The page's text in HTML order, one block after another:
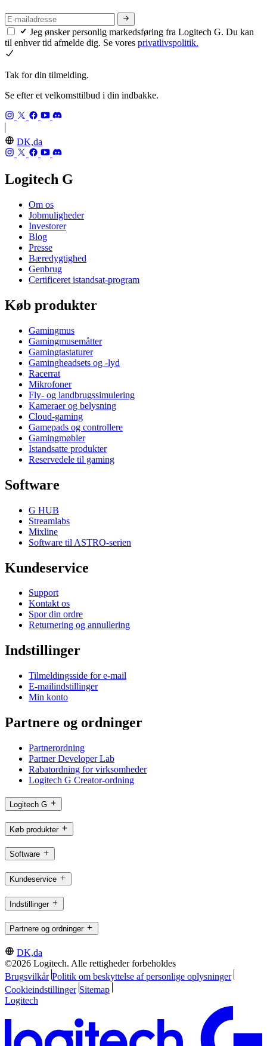
Jeg ønsker personlig markedsføring fra Logitech G. Du kan
til enhver tid afmelde dig. Se vores privatlivspolitik.
Tak for din tilmelding.
Se efter et velkomsttilbud i din indbakke.
DK,da
Logitech G
Om os
Jobmuligheder
Investorer
Blog
Presse
Bæredygtighed
Genbrug
Certificeret istandsat-program
Køb produkter
Gamingmus
Gamingmusemåtter
Gamingtastaturer
Gamingheadsets og -lyd
Racerrat
Mikrofoner
Fly- og landbrugssimulering
Kameraer og belysning
Cloud-gaming
Gamepads og controllere
Gamingmøbler
Istandsatte produkter
Reservedele til gaming
Software
G HUB
Streamlabs
Mixline
Software til ASTRO-serien
Kundeservice
Support
Kontakt os
Spor din ordre
Returnering og annullering
Indstillinger
Tilmeldingsside for e-mail
E-mailindstillinger
Min konto
Partnere og ordninger
Partnerordning
Partner Developer Lab
Rabatordning for virksomheder
Logitech G Creator-ordning
Logitech G
Køb produkter
Software
Kundeservice
Indstillinger
Partnere og ordninger
DK,da
©2026 Logitech. Alle rettigheder forbeholdes
Brugsvilkår Politik om beskyttelse af personlige oplysninger
Cookieindstillinger Sitemap
Logitech